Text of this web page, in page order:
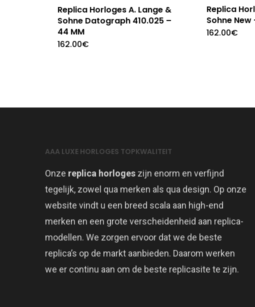
Replica Horloges A. Lange &
Sohne Datograph 410.025 –
44 MM
162.00€
Replica
Sohne New
162.00€
AAA LUXE HORLOGES TOPKWALITEIT
Onze replica horloges zijn enorm en verfijnd
tegelijk, zowel qua merken als qua design. Op onze
website vindt u een breed scala aan high-end
merken en een grote verscheidenheid aan replica-
modellen. We zorgen ervoor dat we de beste
replica’s op de markt aanbieden. Daarom werken
we er continu aan om de beste replicasite te zijn.